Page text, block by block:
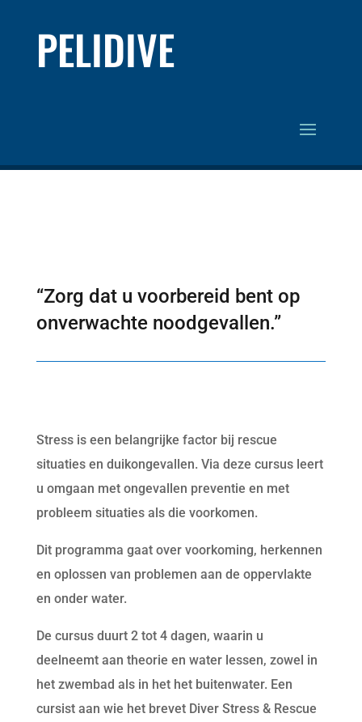
PELIDIVE
“Zorg dat u voorbereid bent op
onverwachte noodgevallen.”
Stress is een belangrijke factor bij rescue
situaties en duikongevallen. Via deze cursus leert
u omgaan met ongevallen preventie en met
probleem situaties als die voorkomen.
Dit programma gaat over voorkoming, herkennen
en oplossen van problemen aan de oppervlakte
en onder water.
De cursus duurt 2 tot 4 dagen, waarin u
deelneemt aan theorie en water lessen, zowel in
het zwembad als in het het buitenwater. Een
cursist aan wie het brevet Diver Stress & Rescue